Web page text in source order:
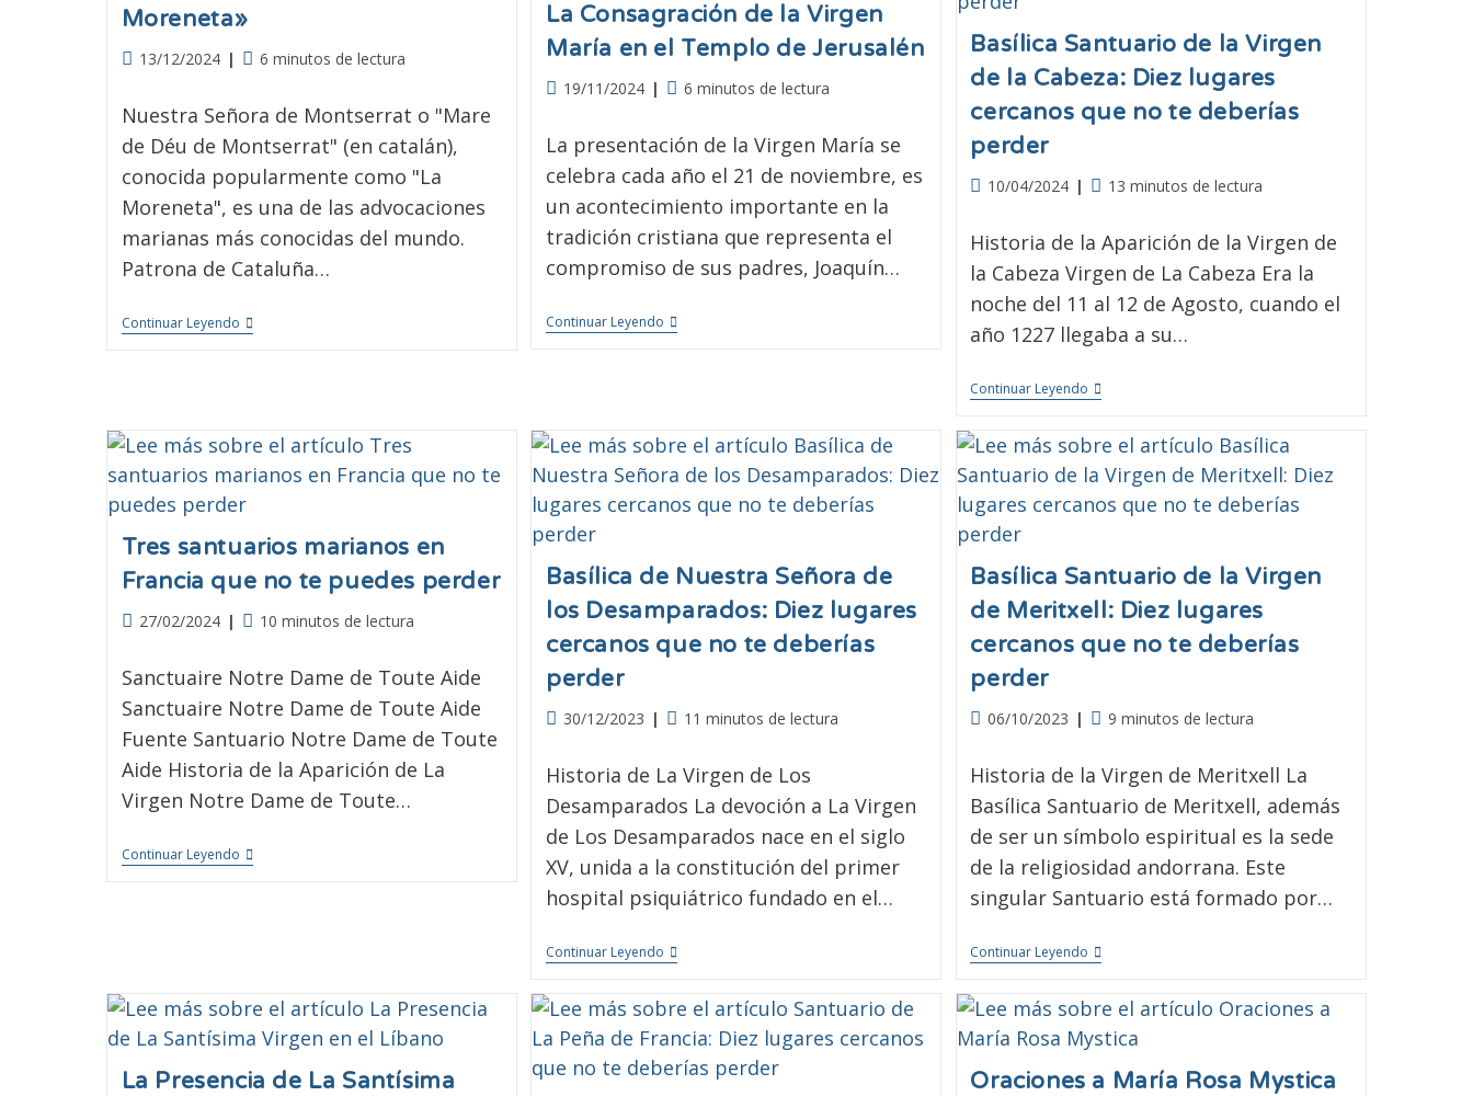
Moreneta»
13/12/2024 6 minutos de lectura
Nuestra Señora de Montserrat o "Mare
de Déu de Montserrat" (en catalán),
conocida popularmente como "La
Moreneta", es una de las advocaciones
marianas más conocidas del mundo.
Patrona de Cataluña…
Continuar Leyendo
La Consagración de la Virgen
María en el Templo de Jerusalén
19/11/2024 6 minutos de lectura
La presentación de la Virgen María se
celebra cada año el 21 de noviembre, es
un acontecimiento importante en la
tradición cristiana que representa el
compromiso de sus padres, Joaquín…
Continuar Leyendo
Basílica Santuario de la Virgen
de la Cabeza: Diez lugares
cercanos que no te deberías
perder
10/04/2024 13 minutos de lectura
Historia de la Aparición de la Virgen de
la Cabeza Virgen de La Cabeza Era la
noche del 11 al 12 de Agosto, cuando el
año 1227 llegaba a su…
Continuar Leyendo
Tres santuarios marianos en
Francia que no te puedes perder
27/02/2024 10 minutos de lectura
Sanctuaire Notre Dame de Toute Aide
Sanctuaire Notre Dame de Toute Aide
Fuente Santuario Notre Dame de Toute
Aide Historia de la Aparición de La
Virgen Notre Dame de Toute…
Continuar Leyendo
Basílica de Nuestra Señora de
los Desamparados: Diez lugares
cercanos que no te deberías
perder
30/12/2023 11 minutos de lectura
Historia de La Virgen de Los
Desamparados La devoción a La Virgen
de Los Desamparados nace en el siglo
XV, unida a la constitución del primer
hospital psiquiátrico fundado en el…
Continuar Leyendo
Basílica Santuario de la Virgen
de Meritxell: Diez lugares
cercanos que no te deberías
perder
06/10/2023 9 minutos de lectura
Historia de la Virgen de Meritxell La
Basílica Santuario de Meritxell, además
de ser un símbolo espiritual es la sede
de la religiosidad andorrana. Este
singular Santuario está formado por…
Continuar Leyendo
La Presencia de La Santísima
Oraciones a María Rosa Mystica